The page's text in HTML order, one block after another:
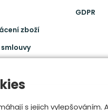
zboží
GDPR
s jejich vylepšováním.